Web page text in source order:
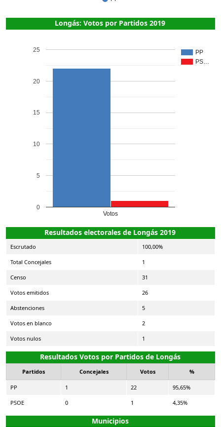
Longás: Votos por Partidos 2019
PP
PS…
Votos
0
5
10
15
20
25
Resultados electorales de Longás 2019
Escrutado 100,00%
Total Concejales 1
Censo 31
Votos emitidos 26
Abstenciones 5
Votos en blanco 2
Votos nulos 1
Resultados Votos por Partidos de Longás
Partidos Concejales Votos %
PP 1 22 95,65%
PSOE 0 1 4,35%
Municipios